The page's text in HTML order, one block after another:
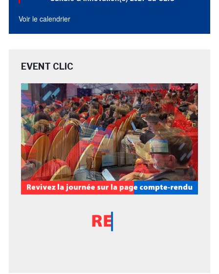
Voir le calendrier
EVENT CLIC